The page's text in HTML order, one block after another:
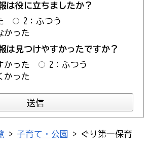
は役に立ちましたか？
2：ふつう
かった
は見つけやすかったですか？
かった
2：ふつう
かった
> 子育て・公園
> ぐり第一保育